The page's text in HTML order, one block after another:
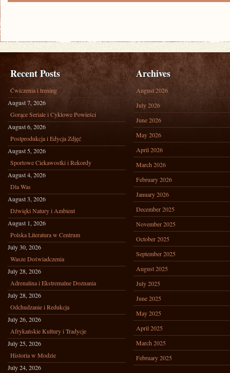
Recent Posts
Ćwiczenia i trening
August 7, 2026
Gorące Seriale i Cyklowe Powieści
August 6, 2026
Postprodukcja i Edycja Zdjęć
August 5, 2026
Sportowe Ciekawostki i Rekordy
August 4, 2026
Dla Was
August 3, 2026
Dźwięki Natury i Ambient
August 1, 2026
Polska Literatura w Centrum
July 30, 2026
Wasze Doświadczenia
July 28, 2026
Adrenalina i Ekstremalne Doznania
July 28, 2026
Odchudzanie i Redukcja
July 26, 2026
Afrykańskie Kultury i Tradycje
July 25, 2026
Historia w Modzie
July 24, 2026
Archives
August 2026
July 2026
June 2026
May 2026
April 2026
March 2026
February 2026
January 2026
December 2025
November 2025
October 2025
September 2025
August 2025
July 2025
June 2025
May 2025
April 2025
March 2025
February 2025